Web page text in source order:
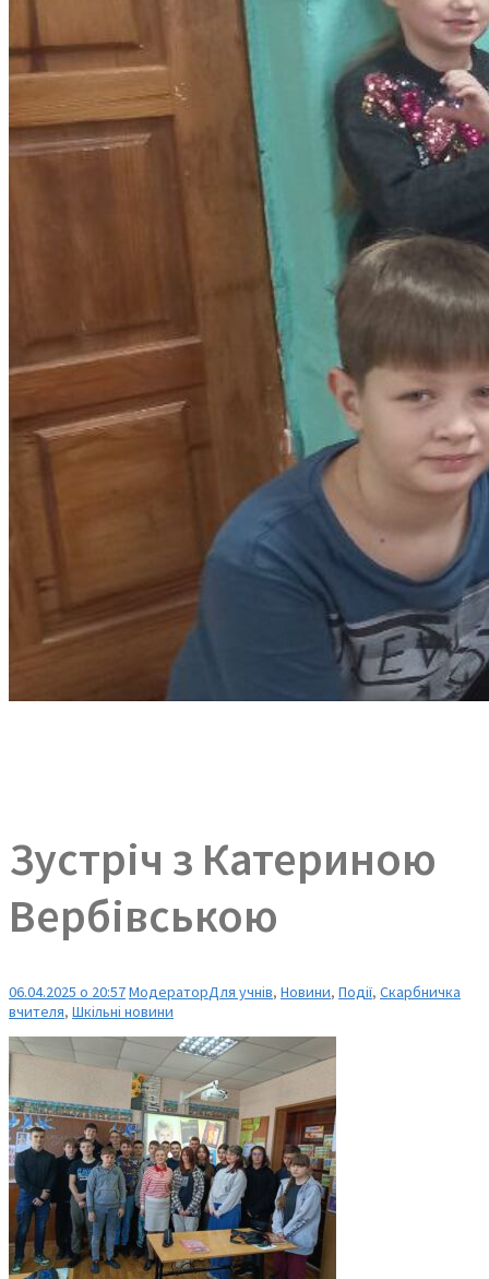
Зустріч з Катериною
Вербівською
06.04.2025 о 20:57МодераторДля учнів, Новини, Події, Скарбничка
вчителя, Шкільні новини